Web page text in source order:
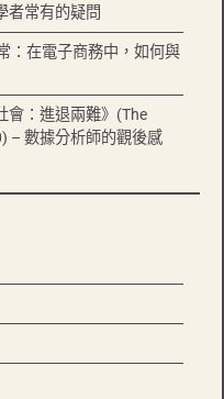
者常有的疑問
：在電子商務中，如何與
會：進退兩難》(The
– 數據分析師的觀後感